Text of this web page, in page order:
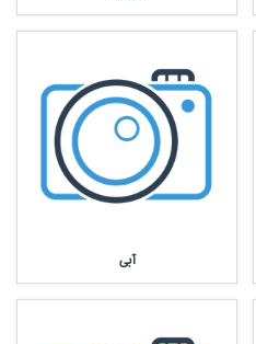
آبي